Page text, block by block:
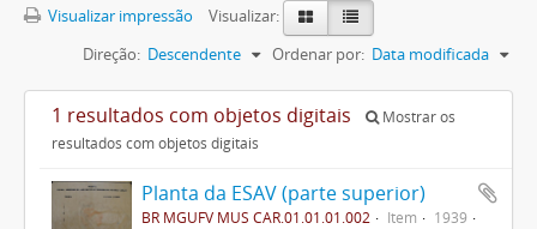
Visualizar impressão
Visualizar:
Ordenar por: Data modificada
Direção: Descendente
1 resultados com objetos digitais
Mostrar os
resultados com objetos digitais
Planta da ESAV (parte superior)
BR MGUFV MUS CAR.01.01.01.002 Item
1939